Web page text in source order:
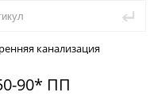
канализация
90* ПП